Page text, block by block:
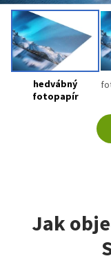
hedvábný
fotopapír
Jak